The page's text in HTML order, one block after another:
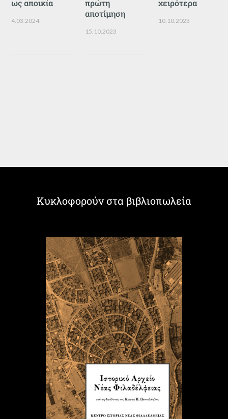
ως αποικία
4.03.2024
πρώτη
αποτίμηση
15.10.2023
χειρότερα
10.10.2023
Κυκλοφορούν στα βιβλιοπωλεία